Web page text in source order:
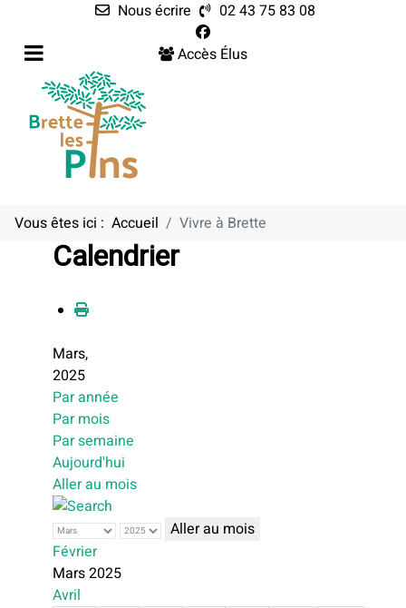
Nous écrire
02 43 75 83 08
Accès Élus
Vous êtes ici : Accueil Vivre à Brette
Calendrier
Mars,
2025
Par année
Par mois
Par semaine
Aujourd'hui
Aller au mois
Aller au mois
Février
Mars 2025
Avril